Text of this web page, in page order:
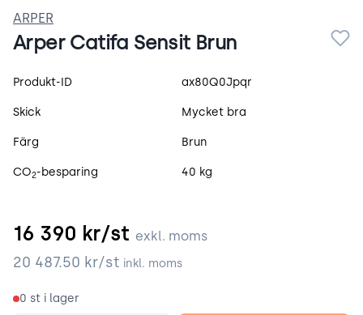
ARPER
Arper Catifa Sensit Brun
Produktspecifikation
Produkt-ID ax80Q0Jpqr
Skick Mycket bra
Färg Brun
CO2-besparing 40 kg
16 390 kr/st exkl. moms
20 487.50 kr/st inkl. moms
0 st i lager